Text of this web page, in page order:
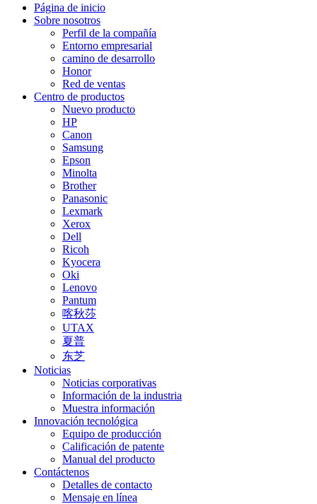
Página de inicio
Sobre nosotros
Perfil de la compañía
Entorno empresarial
camino de desarrollo
Honor
Red de ventas
Centro de productos
Nuevo producto
HP
Canon
Samsung
Epson
Minolta
Brother
Panasonic
Lexmark
Xerox
Dell
Ricoh
Kyocera
Oki
Lenovo
Pantum
喀秋莎
UTAX
夏普
东芝
Noticias
Noticias corporativas
Información de la industria
Muestra información
Innovación tecnológica
Equipo de producción
Calificación de patente
Manual del producto
Contáctenos
Detalles de contacto
Mensaje en línea